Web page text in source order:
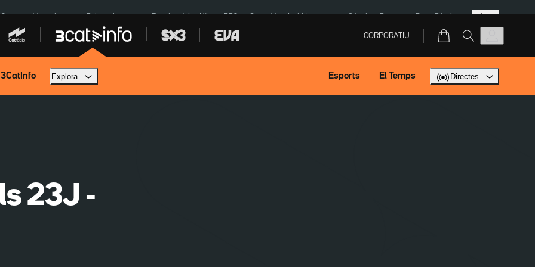
Mercabarna Robatoris coure Bombardejos Kíiv ERC SpaceX Isaki Lacuesta Sánchez Europa Dron Rússia Més
CORPORATIU
3CatInfo Explora Esports El Temps Directes
23J -